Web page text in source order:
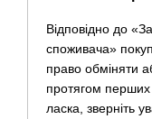
Відповідно до
споживача»
право обміняти
протягом перших
ласка, зверніть